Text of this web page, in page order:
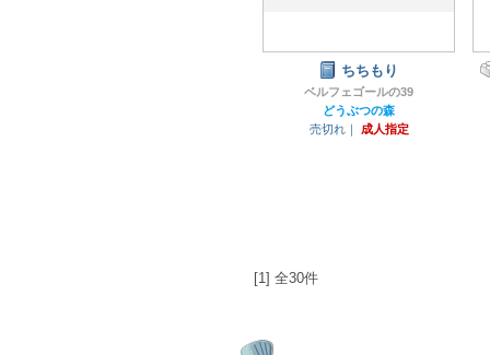
ちちもり
ベルフェゴールの39
どうぶつの森
売切れ｜
成人指定
[1] 全30件